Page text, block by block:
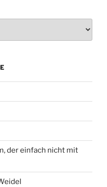
der einfach nicht mit